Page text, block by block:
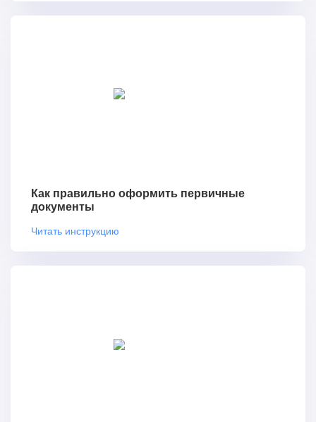
Как правильно оформить первичные
документы
Читать инструкцию